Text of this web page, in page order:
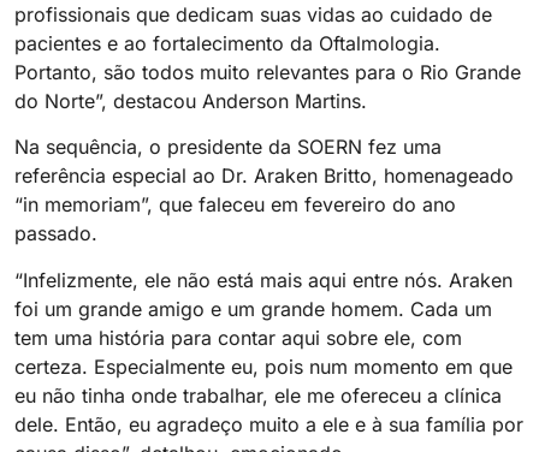
profissionais que dedicam suas vidas ao cuidado de
pacientes e ao fortalecimento da Oftalmologia.
Portanto, são todos muito relevantes para o Rio Grande
do Norte”, destacou Anderson Martins.
Na sequência, o presidente da SOERN fez uma
referência especial ao Dr. Araken Britto, homenageado
“in memoriam”, que faleceu em fevereiro do ano
passado.
“Infelizmente, ele não está mais aqui entre nós. Araken
foi um grande amigo e um grande homem. Cada um
tem uma história para contar aqui sobre ele, com
certeza. Especialmente eu, pois num momento em que
eu não tinha onde trabalhar, ele me ofereceu a clínica
dele. Então, eu agradeço muito a ele e à sua família por